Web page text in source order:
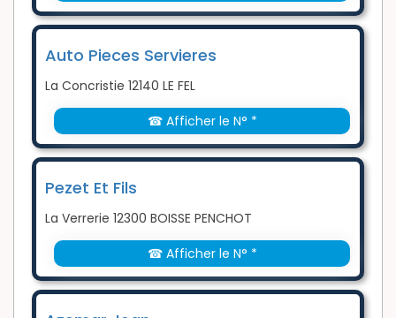
Auto Pieces Servieres
La Concristie 12140 LE FEL
☎ Afficher le N° *
Pezet Et Fils
La Verrerie 12300 BOISSE PENCHOT
☎ Afficher le N° *